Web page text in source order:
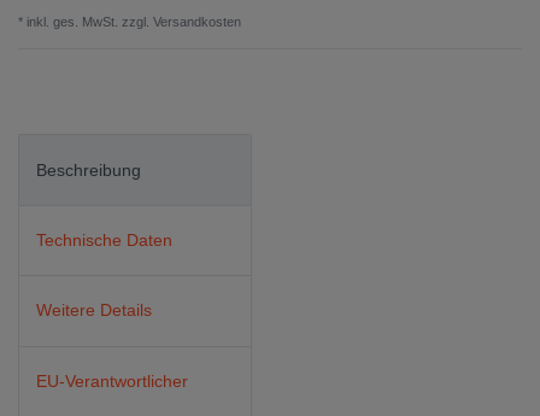
* inkl. ges. MwSt. zzgl. Versandkosten
Beschreibung
Technische Daten
Weitere Details
EU-Verantwortlicher